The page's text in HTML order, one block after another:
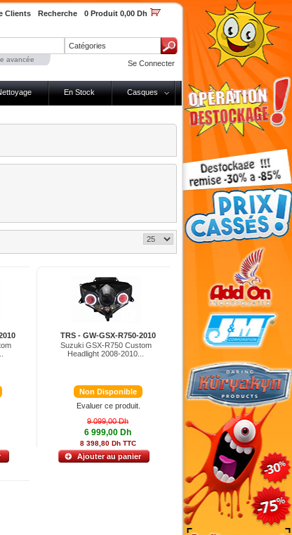
Clients Recherche 0 Produit 0,00 Dh
Catégories
avancée Se Connecter
En Stock Casques
TRS - GW-GSX-R750-2010
Suzuki GSX-R750 Custom
Headlight 2008-2010...
Non Disponible
Evaluer ce produit.
9 099,00 Dh
6 999,00 Dh
8 398,80 Dh TTC
Ajouter au panier